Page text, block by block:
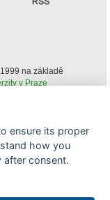
na základě
v Praze
je možné
zdroje v podobě
ensure its proper
how you
after consent.